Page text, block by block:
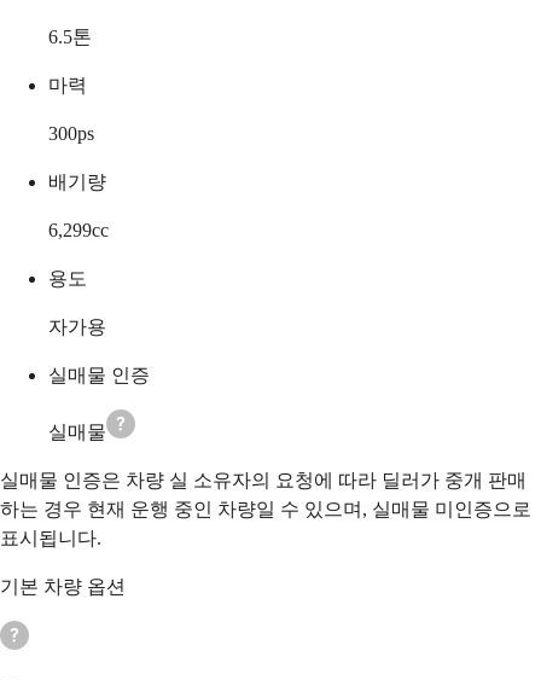
6.5톤
마력
300ps
배기량
6,299cc
용도
자가용
실매물 인증
실매물
실매물 인증은 차량 실 소유자의 요청에 따라 딜러가 중개 판매
하는 경우 현재 운행 중인 차량일 수 있으며, 실매물 미인증으로
표시됩니다.
기본 차량 옵션